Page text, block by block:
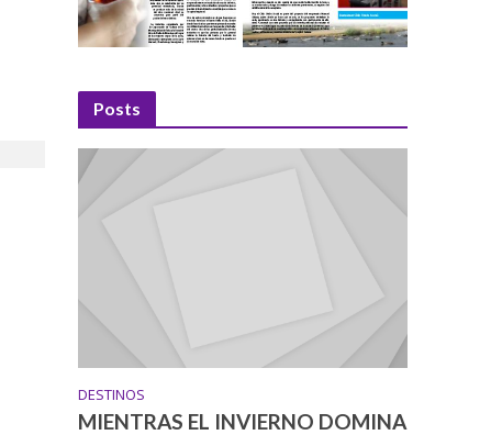
Posts
DESTINOS
MIENTRAS EL INVIERNO DOMINA